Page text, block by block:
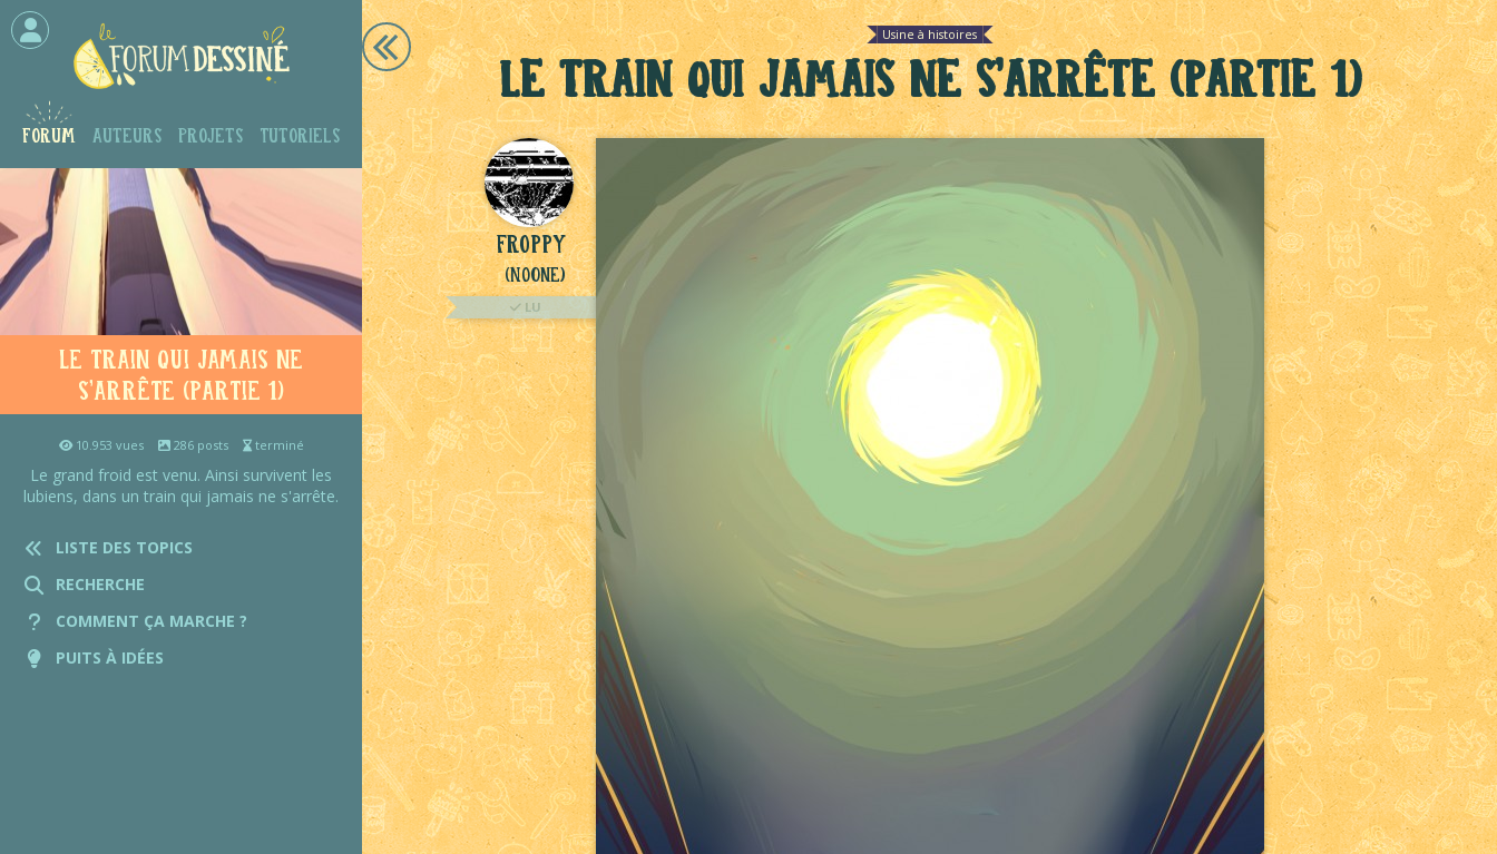
Forum Auteurs Projets Tutoriels
Le train qui jamais ne
s'arrête (partie 1)
10.953 vues 286 posts terminé
Le grand froid est venu. Ainsi survivent les
lubiens, dans un train qui jamais ne s'arrête.
LISTE DES TOPICS
RECHERCHE
COMMENT ÇA MARCHE ?
PUITS À IDÉES
Usine à histoires
Le train qui jamais ne s'arrête (partie 1)
Froppy
(NoOne)
LU